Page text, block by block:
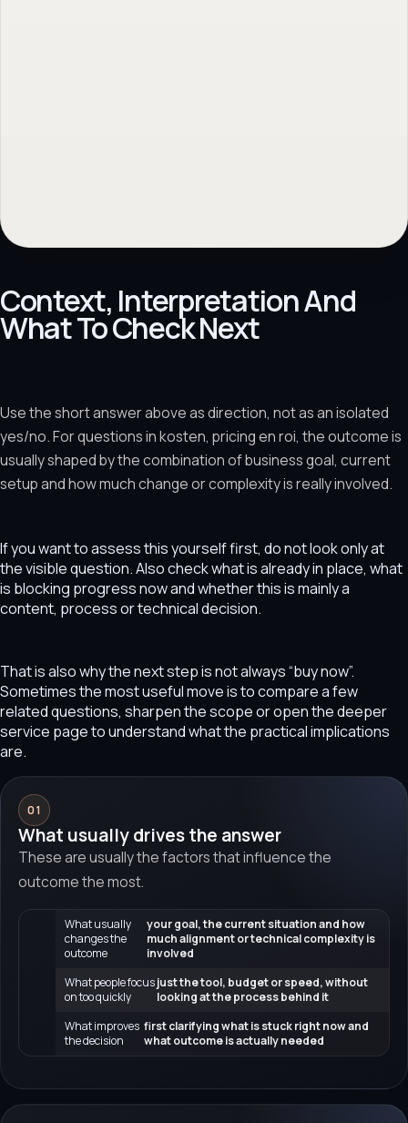
Context, Interpretation And
What To Check Next
Use the short answer above as direction, not as an isolated
yes/no. For questions in kosten, pricing en roi, the outcome is
usually shaped by the combination of business goal, current
setup and how much change or complexity is really involved.
If you want to assess this yourself first, do not look only at
the visible question. Also check what is already in place, what
is blocking progress now and whether this is mainly a
content, process or technical decision.
That is also why the next step is not always “buy now”.
Sometimes the most useful move is to compare a few
related questions, sharpen the scope or open the deeper
service page to understand what the practical implications
are.
01
What usually drives the answer
These are usually the factors that influence the
outcome the most.
What usually
changes the
outcome
your goal, the current situation and how
much alignment or technical complexity is
involved
What people focus
on too quickly
just the tool, budget or speed, without
looking at the process behind it
What improves
the decision
first clarifying what is stuck right now and
what outcome is actually needed